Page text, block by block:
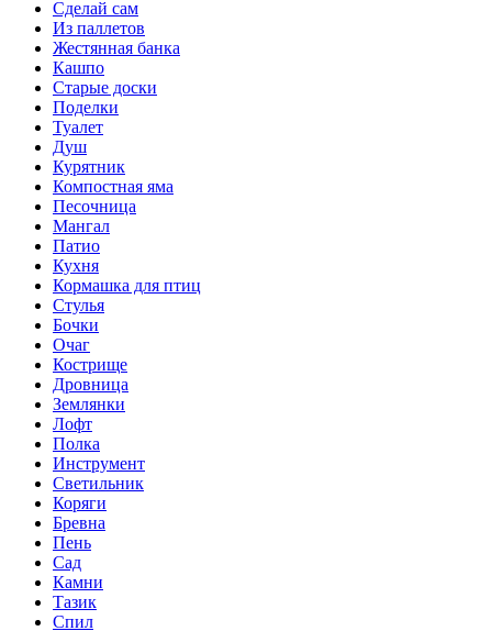
Сделай сам
Из паллетов
Жестянная банка
Кашпо
Старые доски
Поделки
Туалет
Душ
Курятник
Компостная яма
Песочница
Мангал
Патио
Кухня
Кормашка для птиц
Стулья
Бочки
Очаг
Кострище
Дровница
Землянки
Лофт
Полка
Инструмент
Светильник
Коряги
Бревна
Пень
Сад
Камни
Тазик
Спил